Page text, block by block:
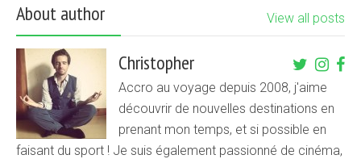
About author View all posts
Christopher
Accro au voyage depuis 2008, j'aime
découvrir de nouvelles destinations en
prenant mon temps, et si possible en
faisant du sport ! Je suis également passionné de cinéma,